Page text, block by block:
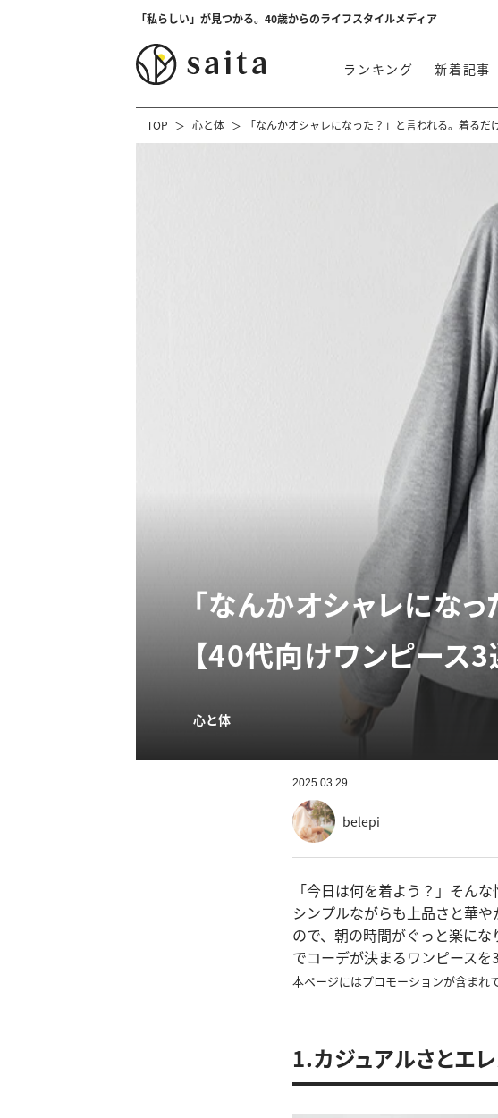
「私らしい」が見つかる。40歳からのライフスタイルメディア
ランキング 新着記事
TOP 心と体 「なんかオシャレになった？」と言われる。着るだ
「なんかオシャレにな
【40代向けワンピース3
心と体
2025.03.29
belepi
「今日は何を着よう？」そん
シンプルながらも上品さと華
ので、朝の時間がぐっと楽に
でコーデが決まるワンピースを
本ページにはプロモーションが含まれ
1.カジュアルさとエ